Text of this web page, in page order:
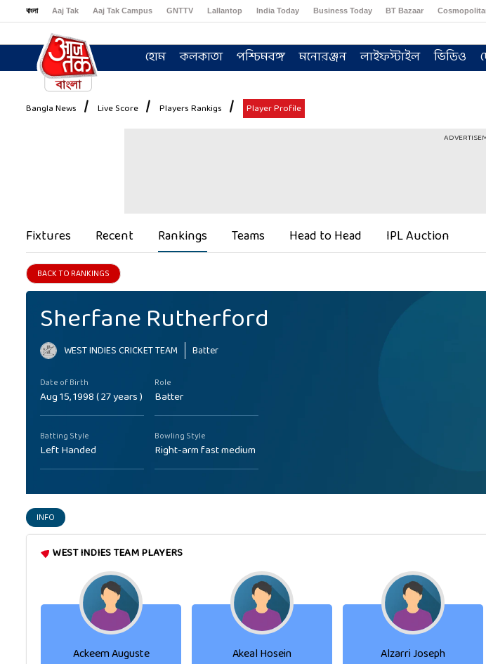
বাংলা Aaj Tak Aaj Tak Campus GNTTV Lallantop India Today Business Today BT Bazaar
হোম কলকাতা পশ্চিমবঙ্গ মনোরঞ্জন লাইফস্টাইল ভিডিও
Bangla News Live Score Players Rankigs Player Profile
Fixtures Recent Rankings Teams Head to Head IPL Auction
BACK TO RANKINGS
Sherfane Rutherford
WEST INDIES CRICKET TEAM Batter
Date of Birth
Aug 15, 1998 ( 27 years )
Role
Batter
Batting Style
Left Handed
Bowling Style
Right-arm fast medium
INFO
WEST INDIES TEAM PLAYERS
Ackeem Auguste Akeal Hosein Alzarri Joseph